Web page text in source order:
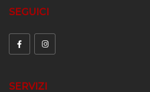
SEGUICI
SERVIZI